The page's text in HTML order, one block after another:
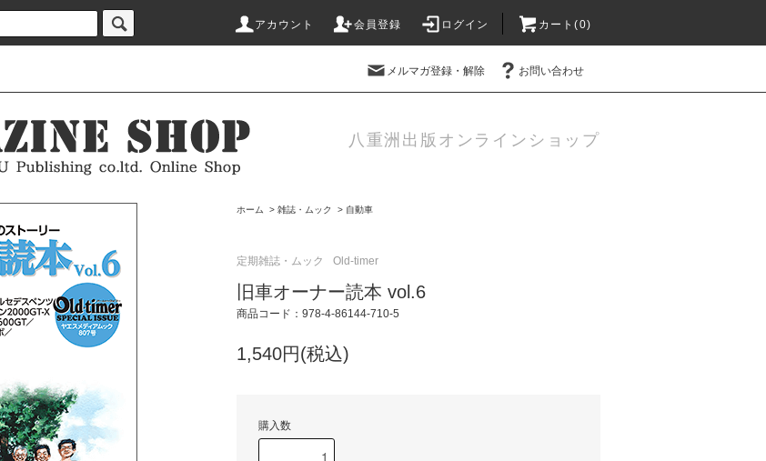
アカウント 会員登録 ログイン カート(0)
メルマガ登録・解除 お問い合わせ
八重洲出版オンラインショップ
ホーム > 雑誌・ムック > 自動車
定期雑誌・ムック Old-timer
旧車オーナー読本 vol.6
商品コード：978-4-86144-710-5
1,540円(税込)
購入数